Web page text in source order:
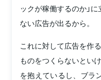
ックが稼働するのか」
ない広告が出るから。
これに対して広告を作
ものをつくらないとい
を抱えているし、ブラ